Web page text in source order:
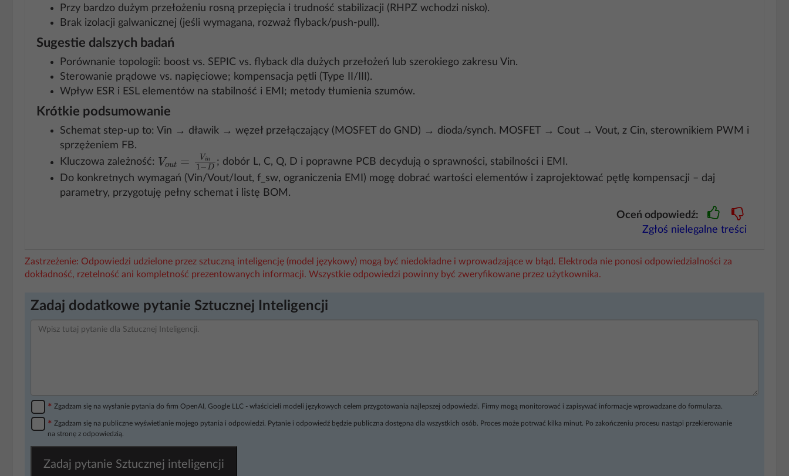
Przy bardzo dużym przełożeniu rosną przepięcia i trudność stabilizacji (RHPZ wchodzi nisko).
Brak izolacji galwanicznej (jeśli wymagana, rozważ flyback/push‑pull).
Sugestie dalszych badań
Porównanie topologii: boost vs. SEPIC vs. flyback dla dużych przełożeń lub szerokiego zakresu Vin.
Sterowanie prądowe vs. napięciowe; kompensacja pętli (Type II/III).
Wpływ ESR i ESL elementów na stabilność i EMI; metody tłumienia szumów.
Krótkie podsumowanie
Schemat step‑up to: Vin → dławik → węzeł przełączający (MOSFET do GND) → dioda/synch. MOSFET → Cout → Vout, z Cin, sterownikiem PWM i
sprzężeniem FB.
Kluczowa zależność:
Vo in1 D
; dobór L, C, Q, D i poprawne PCB decydują o sprawności, stabilności i EMI.
Do konkretnych wymagań (Vin/Vout/Iout, f_sw, ograniczenia EMI) mogę dobrać wartości elementów i zaprojektować pętlę kompensacji – daj
parametry, przygotuję pełny schemat i listę BOM.
Oceń odpowiedź:
Zgłoś nielegalne treści
Zastrzeżenie: Odpowiedzi udzielone przez sztuczną inteligencję (model językowy) mogą być niedokładne i wprowadzające w błąd. Elektroda nie ponosi odpowiedzialności za
dokładność, rzetelność ani kompletność prezentowanych informacji. Wszystkie odpowiedzi powinny być zweryfikowane przez użytkownika.
Zadaj dodatkowe pytanie Sztucznej Inteligencji
* Zgadzam się na wysłanie pytania do firm OpenAI, Google LLC - właścicieli modeli językowych celem przygotowania najlepszej odpowiedzi. Firmy mogą monitorować i zapisywać informacje wprowadzane do formularza.
* Zgadzam się na publiczne wyświetlanie mojego pytania i odpowiedzi. Pytanie i odpowiedź będzie publiczna dostępna dla wszystkich osób. Proces może potrwać kilka minut. Po zakończeniu procesu nastąpi przekierowanie
na stronę z odpowiedzią.
Zadaj pytanie Sztucznej inteligencji